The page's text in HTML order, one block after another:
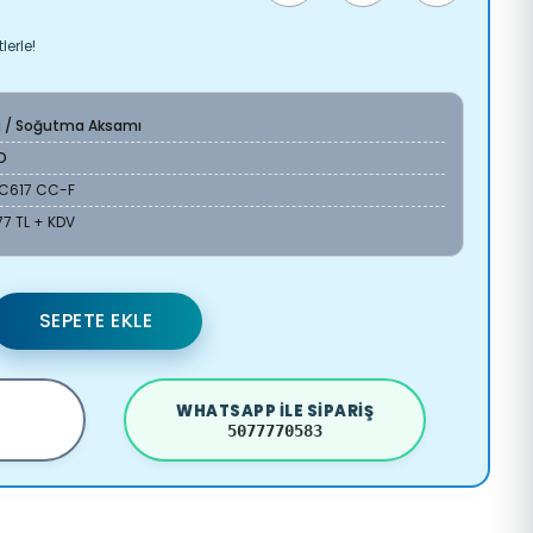
/ Soğutma Aksamı
CC-F
TL + KDV
SEPETE EKLE
WHATSAPP ILE SIPARIŞ
5077770583